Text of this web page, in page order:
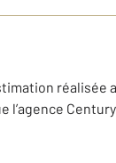
réalisée
Century